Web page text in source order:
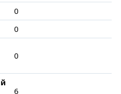
0
0
0
6